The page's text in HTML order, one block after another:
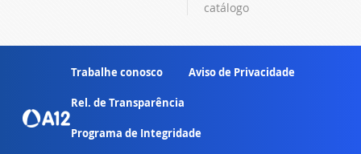
catálogo
Trabalhe conosco Aviso de Privacidade
Rel. de Transparência
Programa de Integridade